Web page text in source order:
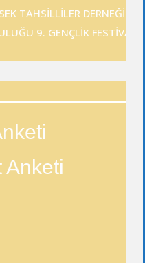
TAHSİLLİLER DERNEĞİ
9. GENÇLİK FESTİVALİ
Anketi